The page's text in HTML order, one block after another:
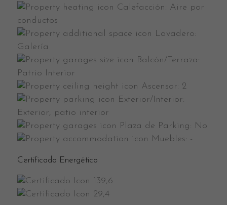
Calefacción: Aire por
conductos
Lavadero:
Galería
Balcón/Terraza:
Patrio Interior
Ascensor: 2
Exterior/Interior:
Exterior, patio interior
Plaza de Parking: No
Muebles: -
Certificado Energético
139,6
29,4